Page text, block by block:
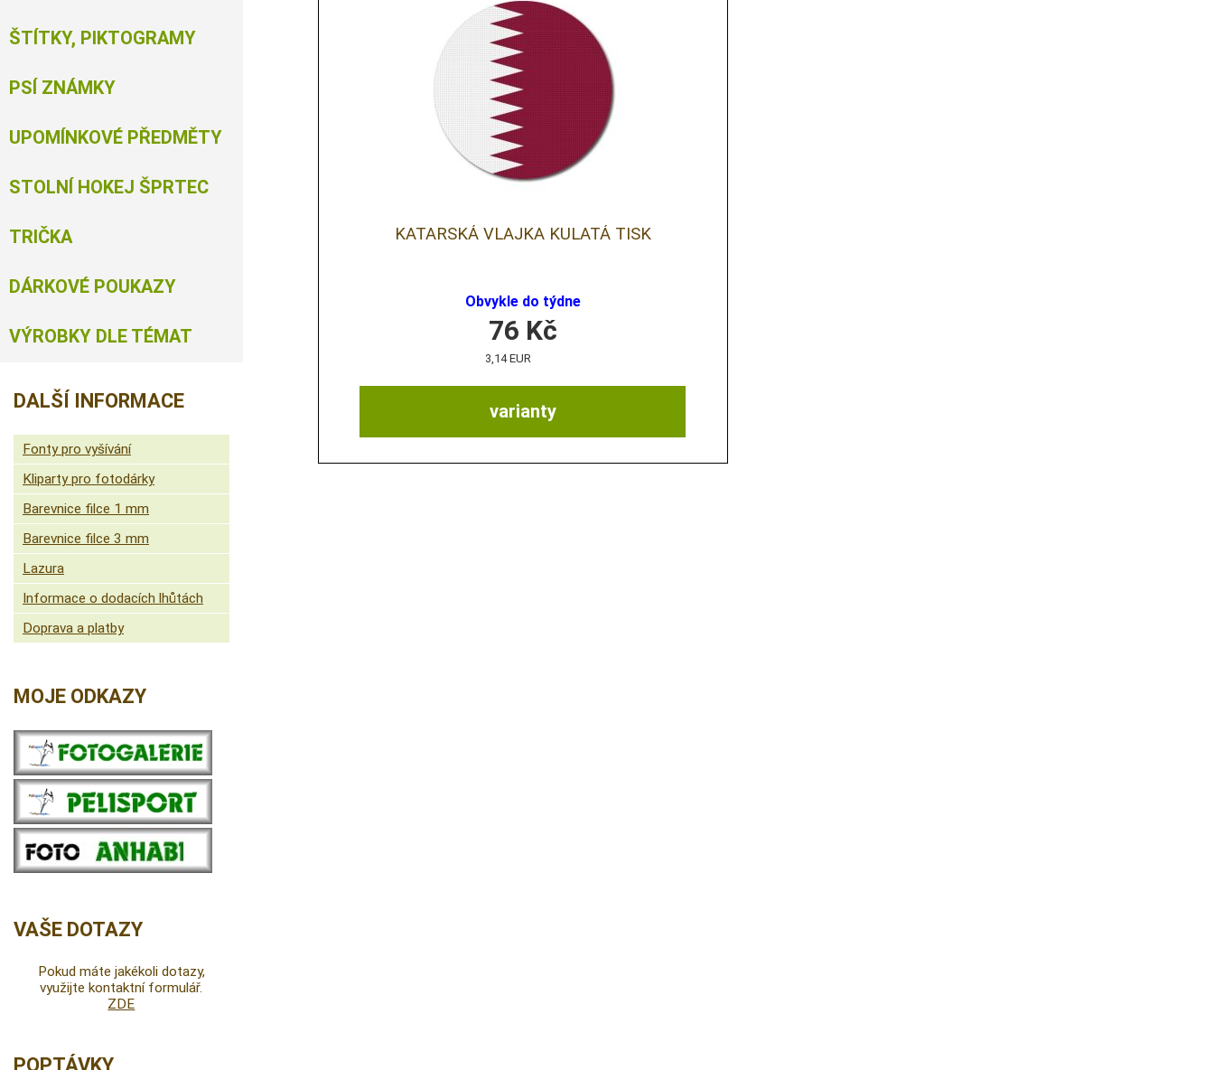
KATARSKÁ VLAJKA KULATÁ TISK
Obvykle do týdne
varianty
76 Kč
3,14 EUR
ŠTÍTKY, PIKTOGRAMY
PSÍ ZNÁMKY
UPOMÍNKOVÉ PŘEDMĚTY
STOLNÍ HOKEJ ŠPRTEC
TRIČKA
DÁRKOVÉ POUKAZY
VÝROBKY DLE TÉMAT
DALŠÍ INFORMACE
Fonty pro vyšívání
Kliparty pro fotodárky
Barevnice filce 1 mm
Barevnice filce 3 mm
Lazura
Informace o dodacích lhůtách
Doprava a platby
MOJE ODKAZY
VAŠE DOTAZY
Pokud máte jakékoli dotazy,
využijte kontaktní formulář.
ZDE
POPTÁVKY